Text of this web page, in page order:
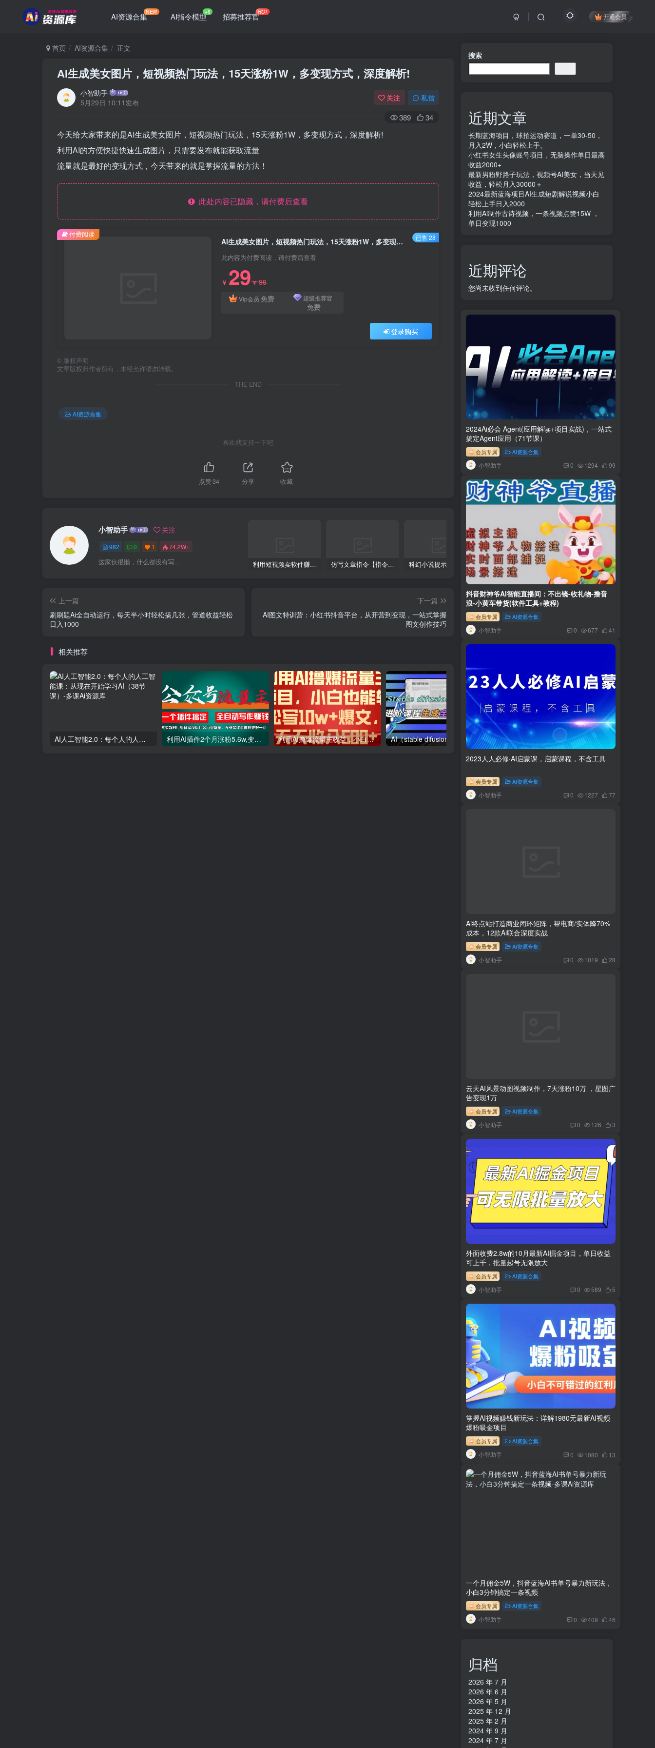
AI资源合集NEW AI指令模型+6 招募推荐官HOT
开通会员
首页 AI资源合集 正文
AI生成美女图片，短视频热门玩法，15天涨粉1W，多变现方式，深度解析!
小智助手
5月29日 10:11发布
关注 私信
389 34
今天给大家带来的是AI生成美女图片，短视频热门玩法，15天涨粉1W，多变现方式，深度解析!
利用AI的方便快捷快速生成图片，只需要发布就能获取流量
流量就是最好的变现方式，今天带来的就是掌握流量的方法！
此处内容已隐藏，请付费后查看
AI生成美女图片，短视频热门玩法，15天涨粉1W，多变现方式，深度解析!
此内容为付费阅读，请付费后查看
￥ 29￥99
Vip会员 免费 超级推荐官
免费
登录购买
付费阅读 已售 28
© 版权声明
文章版权归作者所有，未经允许请勿转载。
THE END
AI资源合集
喜欢就支持一下吧
点赞34 分享 收藏
小智助手 关注
982 0 1 74.2W+
这家伙很懒，什么都没有写... 利用短视频卖软件赚钱，新手小白轻松月入10000+！ 仿写文章指令【指令+教程】 科幻小说提示词【指令】 AI人工智能2.0：每个人的人工智能课：从现在开始学习AI（38节课）
上一篇
刷刷题Ai全自动运行，每天半小时轻松搞几张，管道收益轻松
日入1000
下一篇
AI图文特训营：小红书抖音平台，从开营到变现，一站式掌握
图文创作技巧
相关推荐
AI人工智能2.0：每个人的人工智能课：从现在开始学习AI（38节课） 利用AI插件2个月涨粉5.6w,变现6w,一键生成,即使你不懂技术,也能轻松上手 利用AI撸爆流量主收益，小白也能轻松写10W 爆款文章，轻松日入500 AI（stable difusion ControlNet）绘画进阶课程 办公场景 全面提升工作效率 AIGC-实战应用商业课：手把手教学 商业落地 学以致用 帮你实现第二职业腾飞
搜索
近期文章
长期蓝海项目，球拍运动赛道，一单30-50，
月入2W，小白轻松上手。
小红书女生头像账号项目，无脑操作单日最高
收益2000+
最新男粉野路子玩法，视频号AI美女，当天见
收益，轻松月入30000＋
2024最新蓝海项目AI生成短剧解说视频小白
轻松上手日入2000
利用Ai制作古诗视频，一条视频点赞15W ，
单日变现1000
近期评论
您尚未收到任何评论。
2024Ai必会 Agent(应用解读+项目实战)，一站式
搞定Agent应用（71节课）
会员专属 AI资源合集
小智助手 0 1294 99
抖音财神爷AI智能直播间：不出镜-收礼物-撸音
浪-小黄车带货(软件工具+教程)
会员专属 AI资源合集
小智助手 0 677 41
2023人人必修·AI启蒙课，启蒙课程，不含工具
会员专属 AI资源合集
小智助手 0 1227 77
Ai终点站打造商业闭环矩阵，帮电商/实体降70%
成本，12款Ai联合深度实战
会员专属 AI资源合集
小智助手 0 1019 28
云天AI风景动图视频制作，7天涨粉10万 ，星图广
告变现1万
会员专属 AI资源合集
小智助手 0 126 3
外面收费2.8w的10月最新AI掘金项目，单日收益
可上千，批量起号无限放大
会员专属 AI资源合集
小智助手 0 589 5
掌握AI视频赚钱新玩法：详解1980元最新AI视频
爆粉吸金项目
会员专属 AI资源合集
小智助手 0 1080 13
一个月佣金5W，抖音蓝海AI书单号暴力新玩法，
小白3分钟搞定一条视频
会员专属 AI资源合集
小智助手 0 409 46
归档
2026 年 7 月
2026 年 6 月
2026 年 5 月
2025 年 12 月
2025 年 2 月
2024 年 9 月
2024 年 7 月